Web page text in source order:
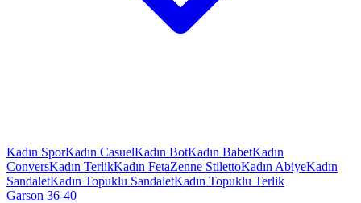
Kadın SporKadın CasuelKadın BotKadın BabetKadın
ConversKadın TerlikKadın FetaZenne StilettoKadın AbiyeKadın
SandaletKadın Topuklu SandaletKadın Topuklu Terlik
Garson 36-40